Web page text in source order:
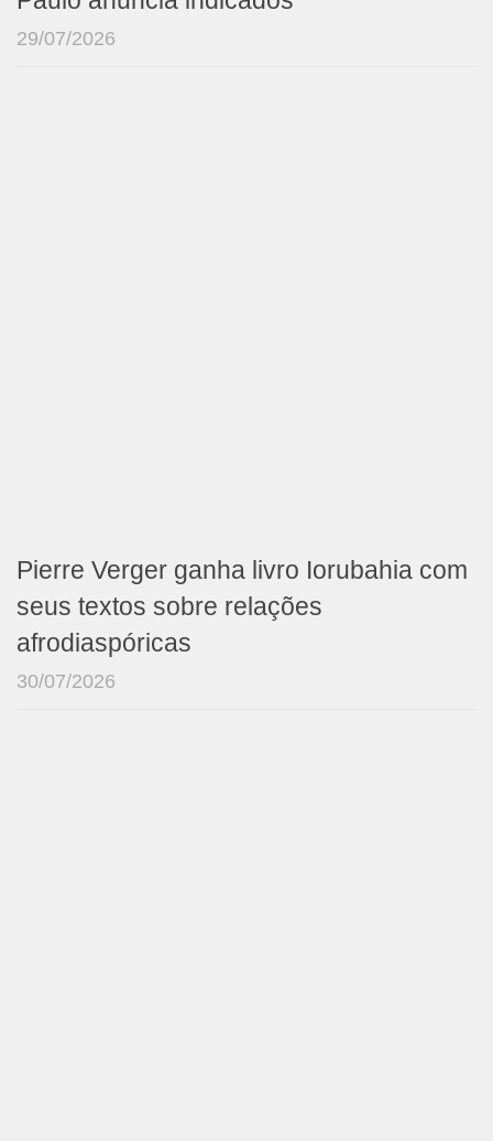
29/07/2026
Pierre Verger ganha livro Iorubahia com
seus textos sobre relações
afrodiaspóricas
30/07/2026